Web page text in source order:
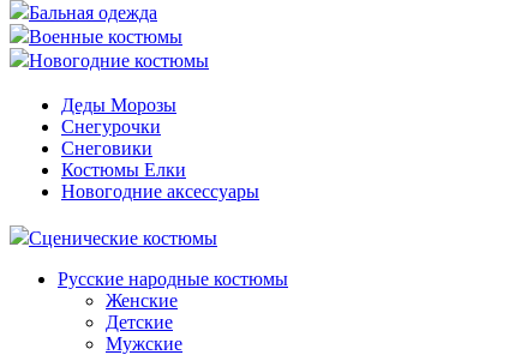
Бальная одежда
Военные костюмы
Новогодние костюмы
Деды Морозы
Снегурочки
Снеговики
Костюмы Елки
Новогодние аксессуары
Сценические костюмы
Русские народные костюмы
Женские
Детские
Мужские